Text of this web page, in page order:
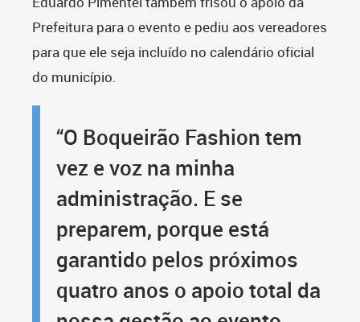
Prefeitura para o evento e pediu aos vereadores
para que ele seja incluído no calendário oficial
do município.
“O Boqueirão Fashion tem
vez e voz na minha
administração. E se
preparem, porque está
garantido pelos próximos
quatro anos o apoio total da